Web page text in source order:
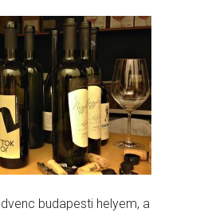
budapesti helyem, a